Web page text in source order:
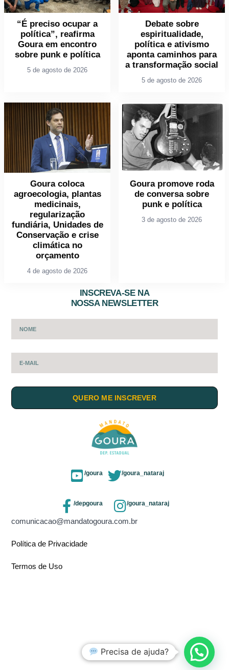
“É preciso ocupar a
política”, reafirma
Goura em encontro
sobre punk e política
5 de agosto de 2026
Debate sobre
espiritualidade,
política e ativismo
aponta caminhos para
a transformação social
5 de agosto de 2026
Goura coloca
agroecologia, plantas
medicinais,
regularização
fundiária, Unidades de
Conservação e crise
climática no
orçamento
4 de agosto de 2026
Goura promove roda
de conversa sobre
punk e política
3 de agosto de 2026
INSCREVA-SE NA
NOSSA NEWSLETTER
QUERO ME INSCREVER
/goura /goura_nataraj
/depgoura /goura_nataraj
comunicacao@mandatogoura.com.br
Política de Privacidade
Termos de Uso
Precisa de ajuda?